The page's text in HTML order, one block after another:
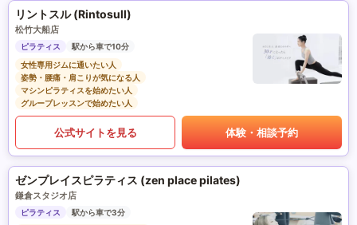
リントスル (Rintosull)
松竹大船店
ピラティス
駅から車で10分
女性専用ジムに通いたい人
姿勢・腰痛・肩こりが気になる人
マシンピラティスを始めたい人
グループレッスンで始めたい人
公式サイトを見る 体験・相談予約
ゼンプレイスピラティス (zen place pilates)
鎌倉スタジオ店
ピラティス
駅から車で3分